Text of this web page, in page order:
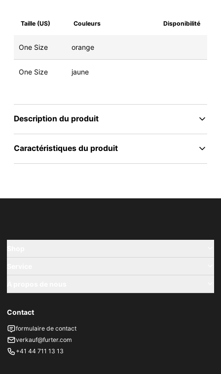
Taille (US) Couleurs Disponibilité
One Size orange
One Size jaune
Description du produit
Caractéristiques du produit
Contact
formulaire de contact
verkauf@furter.com
+41 44 711 13 13